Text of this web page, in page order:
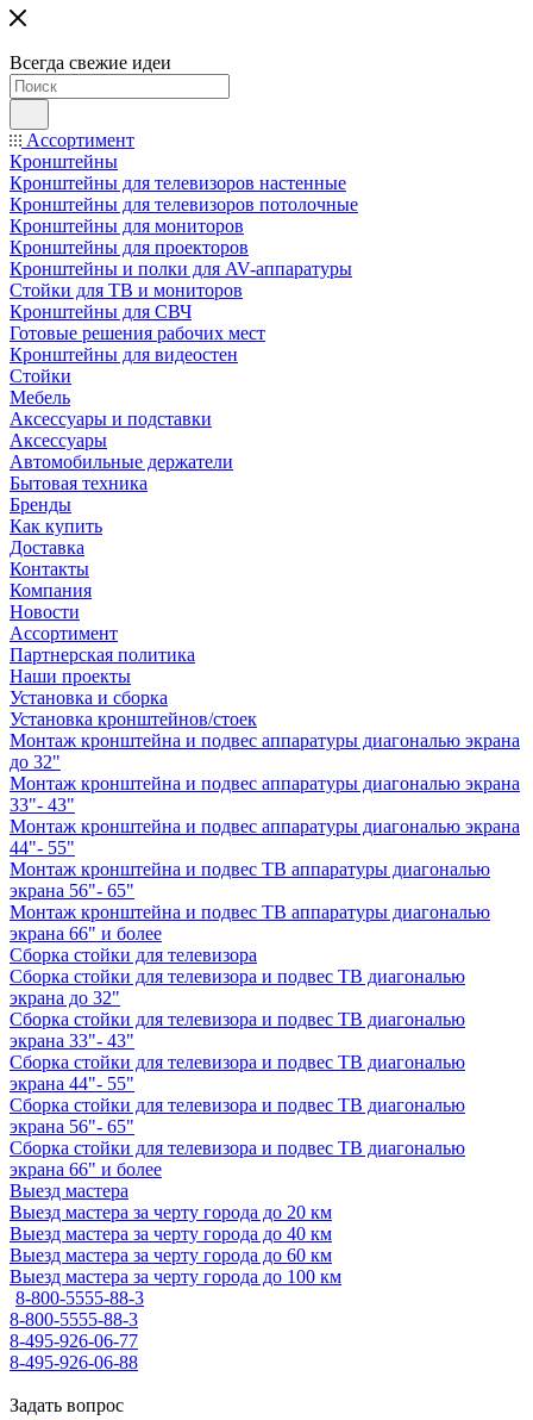
Всегда свежие идеи
Ассортимент
Кронштейны
Кронштейны для телевизоров настенные
Кронштейны для телевизоров потолочные
Кронштейны для мониторов
Кронштейны для проекторов
Кронштейны и полки для AV-аппаратуры
Стойки для ТВ и мониторов
Кронштейны для СВЧ
Готовые решения рабочих мест
Кронштейны для видеостен
Стойки
Мебель
Аксессуары и подставки
Аксессуары
Автомобильные держатели
Бытовая техника
Бренды
Как купить
Доставка
Контакты
Компания
Новости
Ассортимент
Партнерская политика
Наши проекты
Установка и сборка
Установка кронштейнов/стоек
Монтаж кронштейна и подвес аппаратуры диагональю экрана
до 32"
Монтаж кронштейна и подвес аппаратуры диагональю экрана
33"- 43"
Монтаж кронштейна и подвес аппаратуры диагональю экрана
44"- 55"
Монтаж кронштейна и подвес ТВ аппаратуры диагональю
экрана 56"- 65"
Монтаж кронштейна и подвес ТВ аппаратуры диагональю
экрана 66" и более
Сборка стойки для телевизора
Сборка стойки для телевизора и подвес ТВ диагональю
экрана до 32"
Сборка стойки для телевизора и подвес ТВ диагональю
экрана 33"- 43"
Сборка стойки для телевизора и подвес ТВ диагональю
экрана 44"- 55"
Сборка стойки для телевизора и подвес ТВ диагональю
экрана 56"- 65"
Сборка стойки для телевизора и подвес ТВ диагональю
экрана 66" и более
Выезд мастера
Выезд мастера за черту города до 20 км
Выезд мастера за черту города до 40 км
Выезд мастера за черту города до 60 км
Выезд мастера за черту города до 100 км
8-800-5555-88-3
8-800-5555-88-3
8-495-926-06-77
8-495-926-06-88
Задать вопрос